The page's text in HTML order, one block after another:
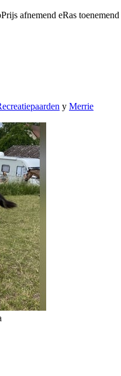
Prijs afnemend eRas toenemend
y Merrie